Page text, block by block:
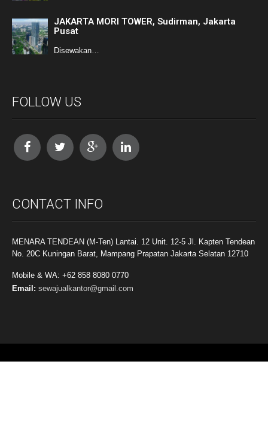
JAKARTA MORI TOWER, Sudirman, Jakarta
Pusat
Disewakan…
FOLLOW US
CONTACT INFO
MENARA TENDEAN (M-Ten) Lantai. 12 Unit. 12-5 Jl. Kapten Tendean
No. 20C Kuningan Barat, Mampang Prapatan Jakarta Selatan 12710
Mobile & WA: +62 858 8080 0770
Email: sewajualkantor@gmail.com